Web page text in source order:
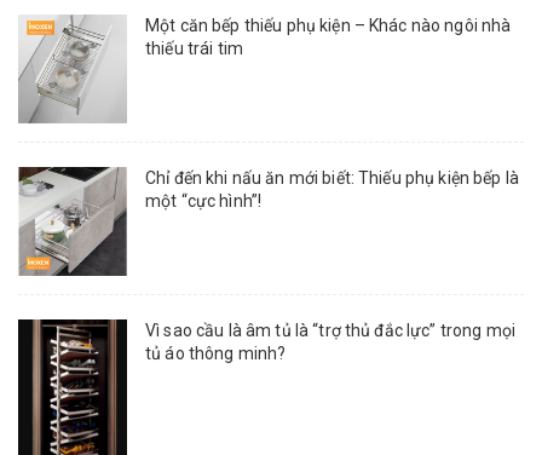
Một căn bếp thiếu phụ kiện – Khác nào ngôi nhà
thiếu trái tim
Chỉ đến khi nấu ăn mới biết: Thiếu phụ kiện bếp là
một “cực hình”!
Vì sao cầu là âm tủ là “trợ thủ đắc lực” trong mọi
tủ áo thông minh?